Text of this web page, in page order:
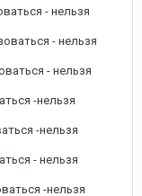
- нельзя
- нельзя
- нельзя
-нельзя
-нельзя
- нельзя
-нельзя